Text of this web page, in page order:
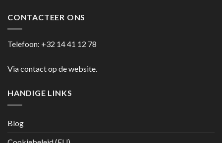
CONTACTEER ONS
Telefoon: +32 14 41 12 78
Via contact op de website.
HANDIGE LINKS
Blog